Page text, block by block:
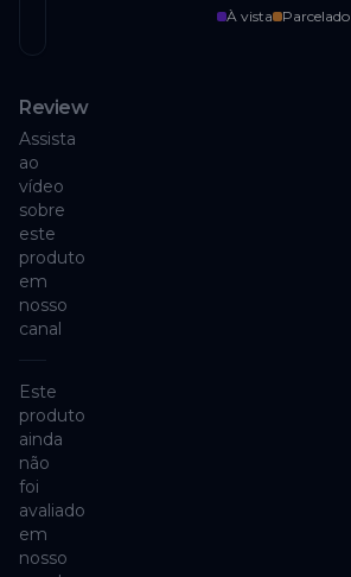
À vista Parcelado
Review
Assista
ao
vídeo
sobre
este
produto
em
nosso
canal
Este
produto
ainda
não
foi
avaliado
em
nosso